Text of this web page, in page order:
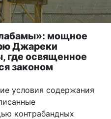
мощное
Джареки
где освященное
законом
условия содержания
контрабандных